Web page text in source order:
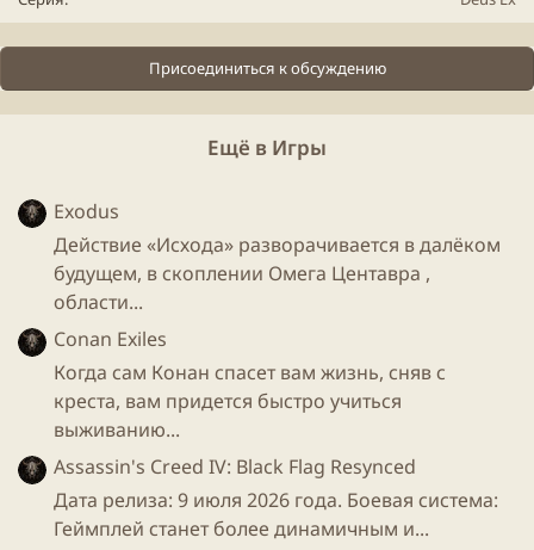
расследования, по поручению Дэвида Шарифа —
имплантаты: искусственные глазные яблоки,
мозговой чип, подкожную броню «Кожа Носорога»,
механические руки и ноги, а также другие
вспомогательные имплантаты, встраиваемые в
"
Итог: сам в очередной раз играю, не могу
нарадоваться, всем советую) в конце немного арта
вам) И добра) <(~_^)>
Присоединиться к обсуждению
Ещё в Игры
Exodus
Действие «Исхода» разворачивается в далёком
будущем, в скоплении Омега Центавра ,
области...
Conan Exiles
Когда сам Конан спасет вам жизнь, сняв с
креста, вам придется быстро учиться
выживанию...
Assassin's Creed IV: Black Flag Resynced
Дата релиза: 9 июля 2026 года. Боевая система:
Геймплей станет более динамичным и...